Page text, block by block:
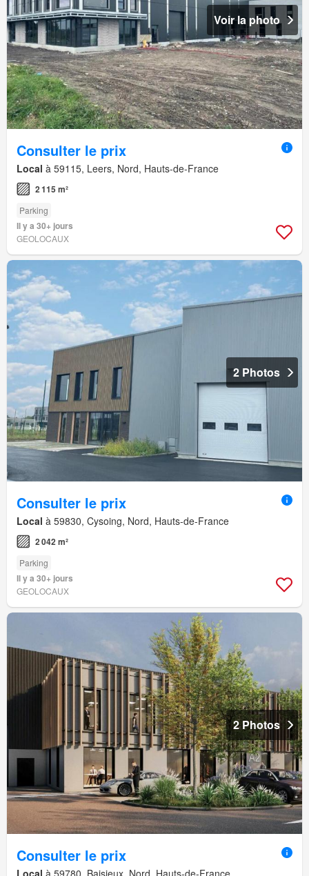
Voir la photo
Consulter le prix
Local à 59115, Leers, Nord, Hauts-de-France
2 115 m²
Parking
Il y a 30+ jours
GEOLOCAUX
2 Photos
Consulter le prix
Local à 59830, Cysoing, Nord, Hauts-de-France
2 042 m²
Parking
Il y a 30+ jours
GEOLOCAUX
2 Photos
Consulter le prix
Local à 59780, Baisieux, Nord, Hauts-de-France